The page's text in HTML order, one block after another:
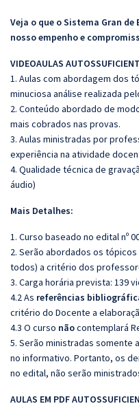
Veja o que o Sistema Gran
nosso empenho e
VIDEOAULAS
1. Aulas com abordagem dos
minuciosa análise realizada
2. Conteúdo abordado de
mais cobrados nas provas.
3. Aulas ministradas por
experiência na atividade
4. Qualidade técnica de
áudio)
Mais Detalhes:
1. Curso baseado no edital nº
2. Serão abordados os
todos) a critério dos
3. Carga horária prevista: 139
4.2 As referências
critério do Docente a
4.3 O curso nãocontemplará
5. Serão ministradas somente
no informativo. Portanto, os
no edital, não serão
AULAS EM PDF